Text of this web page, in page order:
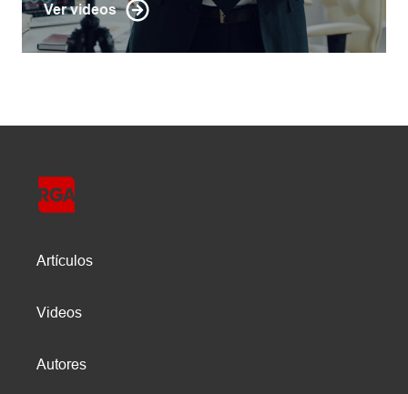
Ver videos
Artículos
Videos
Autores